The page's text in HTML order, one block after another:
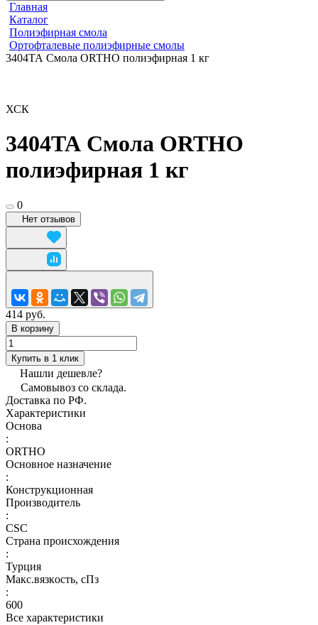
Главная
Каталог
Полиэфирная смола
Ортофталевые полиэфирные смолы
3404ТА Смола ORTHO полиэфирная 1 кг
ХСК
3404ТА Смола ORTHO
полиэфирная 1 кг
0
Нет отзывов
414 руб.
В корзину
Купить в 1 клик
Нашли дешевле?
Самовывоз со склада.
Доставка по РФ.
Характеристики
Основа
:
ORTHO
Основное назначение
:
Конструкционная
Производитель
:
CSC
Страна происхождения
:
Турция
Макс.вязкoсть, сПз
:
600
Все характеристики